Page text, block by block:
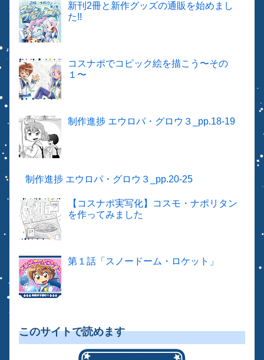
新刊2冊と新作グッズの通販を始めまし
た!!
コスナポでコピック絵を描こう〜その
１〜
制作進捗 エウロパ・グロウ３_pp.18-19
制作進捗 エウロパ・グロウ３_pp.20-25
【コスナポ実写化】コスモ・ナポリタン
を作ってみました
第１話「スノードーム・ロケット」
このサイトで読めます